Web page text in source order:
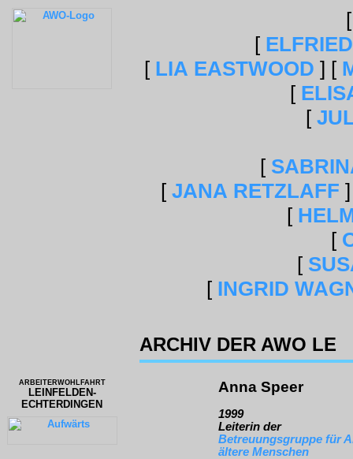
[
[ LIA EASTWOOD ] [
[
[
[
[ JANA RETZLAFF ]
[
[
[
[ INGRID
ARCHIV DER AWO LE
ARBEITERWOHLFAHRT
LEINFELDEN-
ECHTERDINGEN
Anna Speer
1999
Leiterin der
Betreuungsgruppe für
ältere Menschen